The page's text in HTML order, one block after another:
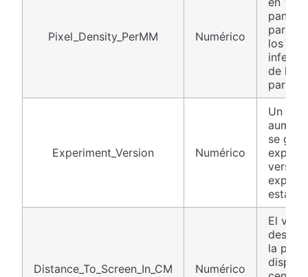
Pixel_Density_PerMM Numérico
los
inferir
de la
Experiment_Version Numérico
Un
se
está
Distance_To_Screen_In_CM Numérico
El
desde
la